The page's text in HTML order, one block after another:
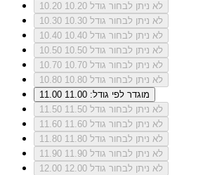
10.20
לא ניתן לבחור גודל 10.20
10.30
לא ניתן לבחור גודל 10.30
10.40
לא ניתן לבחור גודל 10.40
10.50
לא ניתן לבחור גודל 10.50
10.70
לא ניתן לבחור גודל 10.70
10.80
לא ניתן לבחור גודל 10.80
11.00
מוגדר לפי גודל: 11.00
11.50
לא ניתן לבחור גודל 11.50
11.60
לא ניתן לבחור גודל 11.60
11.80
לא ניתן לבחור גודל 11.80
11.90
לא ניתן לבחור גודל 11.90
12.00
לא ניתן לבחור גודל 12.00